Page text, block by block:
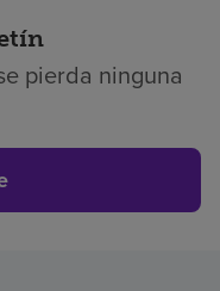
pierda ninguna